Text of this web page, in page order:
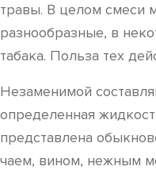
травы. В целом смеси
разнообразные, в
табака. Польза тех
Незаменимой
определенная
представлена
чаем, вином, нежным